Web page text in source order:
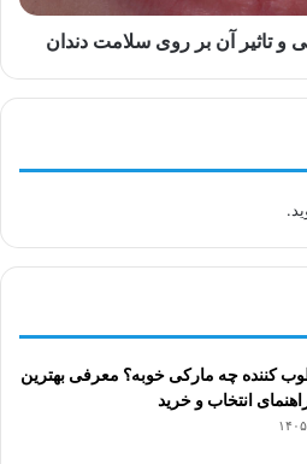
و تاثیر آن بر روی سلامت دندان
.
کننده چه مارکی خوبه؟ معرفی بهترین
انتخاب و خرید